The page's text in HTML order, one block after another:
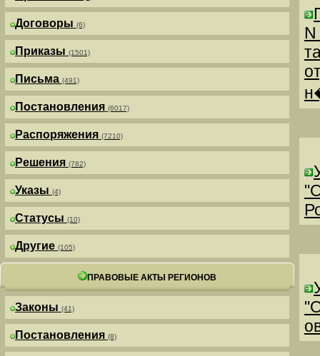
Договоры (6)
Приказы (1501)
Письма (491)
Постановления (6017)
Распоряжения (7210)
Решения (782)
Указы (4)
Статусы (10)
Другие (105)
ПРАВОВЫЕ АКТЫ РЕГИОНОВ
Законы (41)
Постановления (8)